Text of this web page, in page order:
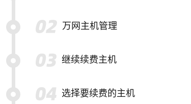
万网主机管理
继续续费主机
选择要续费的主机